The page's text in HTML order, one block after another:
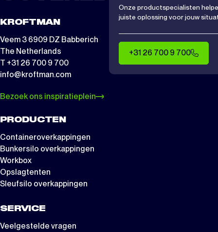
KROFTMAN
Veem 3 6909 DZ Babberich
The Netherlands
T +31 26 700 9 700
info@kroftman.com
Bezoek ons inspiratieplein
PRODUCTEN
Containeroverkappingen
Bunkersilo overkappingen
Workbox
Opslagtenten
Sleufsilo overkappingen
SERVICE
Veelgestelde vragen
Onze productspecialisten
juiste oplossing voor jouw
+31 26 700 9 700